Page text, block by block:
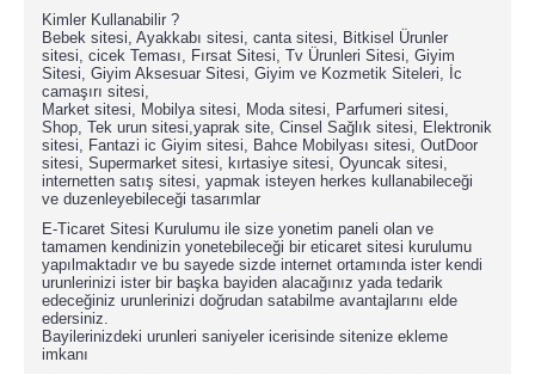
Kimler Kullanabilir ?
Bebek sitesi, Ayakkabı sitesi, canta sitesi, Bitkisel Ürunler
sitesi, cicek Teması, Fırsat Sitesi, Tv Ürunleri Sitesi, Giyim
Sitesi, Giyim Aksesuar Sitesi, Giyim ve Kozmetik Siteleri, İc
camaşırı sitesi,
Market sitesi, Mobilya sitesi, Moda sitesi, Parfumeri sitesi,
Shop, Tek urun sitesi,yaprak site, Cinsel Sağlık sitesi, Elektronik
sitesi, Fantazi ic Giyim sitesi, Bahce Mobilyası sitesi, OutDoor
sitesi, Supermarket sitesi, kırtasiye sitesi, Oyuncak sitesi,
internetten satış sitesi, yapmak isteyen herkes kullanabileceği
ve duzenleyebileceği tasarımlar
E-Ticaret Sitesi Kurulumu ile size yonetim paneli olan ve
tamamen kendinizin yonetebileceği bir eticaret sitesi kurulumu
yapılmaktadır ve bu sayede sizde internet ortamında ister kendi
urunlerinizi ister bir başka bayiden alacağınız yada tedarik
edeceğiniz urunlerinizi doğrudan satabilme avantajlarını elde
edersiniz.
Bayilerinizdeki urunleri saniyeler icerisinde sitenize ekleme
imkanı